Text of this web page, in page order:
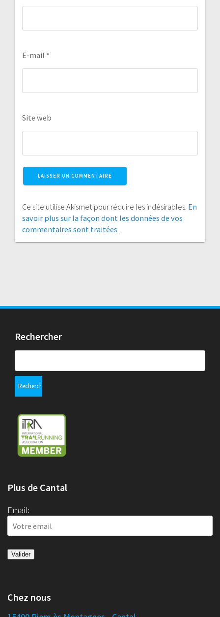
E-mail *
Site web
Ce site utilise Akismet pour réduire les indésirables. En
savoir plus sur la façon dont les données de vos
commentaires sont traitées
Rechercher
Plus de Cantal
Email:
Chez nous